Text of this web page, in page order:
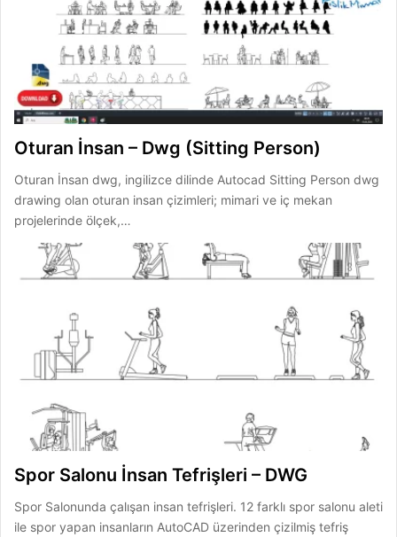
Oturan İnsan – Dwg (Sitting Person)
Oturan İnsan dwg, ingilizce dilinde Autocad Sitting Person dwg
drawing olan oturan insan çizimleri; mimari ve iç mekan
projelerinde ölçek,…
Spor Salonu İnsan Tefrişleri – DWG
Spor Salonunda çalışan insan tefrişleri. 12 farklı spor salonu aleti
ile spor yapan insanların AutoCAD üzerinden çizilmiş tefriş